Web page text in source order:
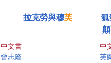
拉克勞與穆芙
中文書
曾志隆
狐
中
芙